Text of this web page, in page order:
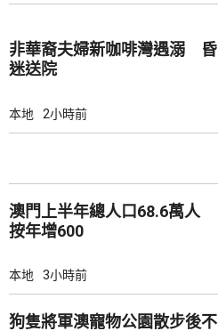
非華裔夫婦新咖啡灣遇溺 昏
迷送院
本地 2小時前
澳門上半年總人口68.6萬人
按年增600
本地 3小時前
狗隻將軍澳寵物公園散步後不